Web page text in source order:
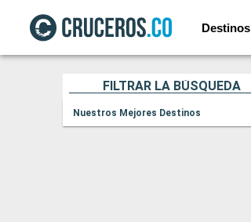
Destinos
FILTRAR LA BÚSQUEDA
Nuestros Mejores Destinos